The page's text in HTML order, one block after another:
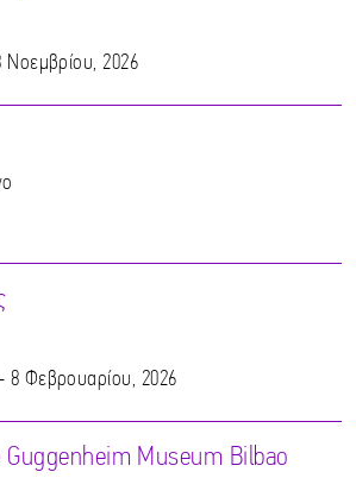
Νοεμβρίου, 2026
8 Φεβρουαρίου, 2026
Museum Bilbao